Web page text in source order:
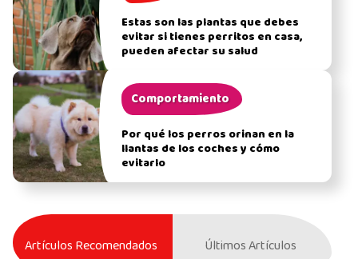
Estas son las plantas que debes
evitar si tienes perritos en casa,
pueden afectar su salud
Comportamiento
Por qué los perros orinan en la
llantas de los coches y cómo
evitarlo
Artículos Recomendados Últimos Artículos